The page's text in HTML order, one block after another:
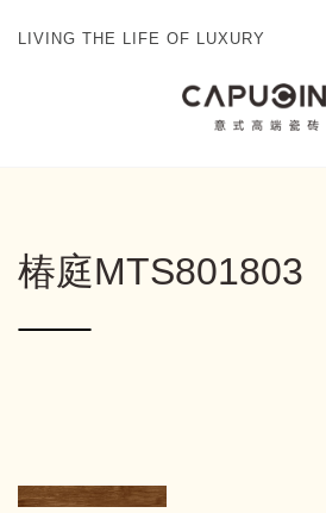
LIVING THE LIFE OF LUXURY
椿庭MTS801803